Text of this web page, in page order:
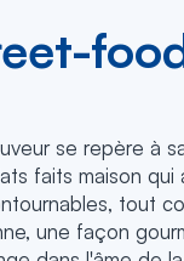
se repère
faits maison
tout
une façon